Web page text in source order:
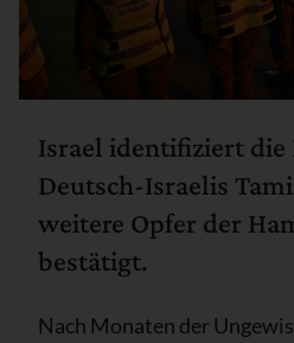
Israel identifiziert die
Deutsch-Israelis
weitere Opfer der
bestätigt.
Nach Monaten der